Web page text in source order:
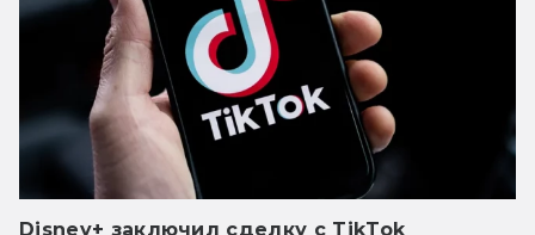
Disney+ заключил сделку с TikTok